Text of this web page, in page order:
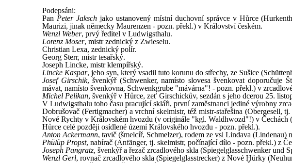
Podepsáni:
Pan Peter Jakschjako ustanovený místní duchovní správce v Hůrce
Maurizi, jinak německy Maurenzen - pozn. překl.) v Království českém.
Wenzl Weber, prvý ředitel v Ludwigsthalu.
Lorenz Moser, mistr zednický z Zwieselu.
Christian Lexa, zednický polír.
Georg Sterr, mistr tesařský.
Joseph Lincke, mistr klempířský.
Lincke Kaspar, jeho syn, který vsadil tuto korunu do střechy, ze Sušice
Josef Girschik, švenkýř (Schwenker, namísto slovesa švenkovat doporučuje
mávat, namísto švenkovna, Schwenkgrube "mávárna"! - pozn. překl.) v
Michel Pelikan, švenkýř v Hůrce, zeť Girschickův, sezdán s jeho dcerou 25.
V Ludwigsthalu toho času pracující skláři, první zaměstnanci jediné výrobny
Dobrušovač (Fertigmacher) a vrchní skelmistr, též mistr-stařešina (Obergesell,
Nové Rychty v Královském hvozdu (v originále "kgl. Waldhwozd"!) v Čechách
Hůrce celé později osídlené území Královského hvozdu - pozn. překl.).
Anton Ackermann, tavič (šmelcíř, Schmelzer), rodem ze vsi Lindava (Lindenau)
Phülüp Propst, nabírač (Anfänger, tj. skelmistr, počínající dílo - pozn. překl.) z
Joseph Pangratz, švenkýř a řezač zrcadlového skla (Spiegelglasschwenker und
Wenzl Gerl, rovnač zrcadlového skla (Spiegelglasstrecker) z Nové Hůrky